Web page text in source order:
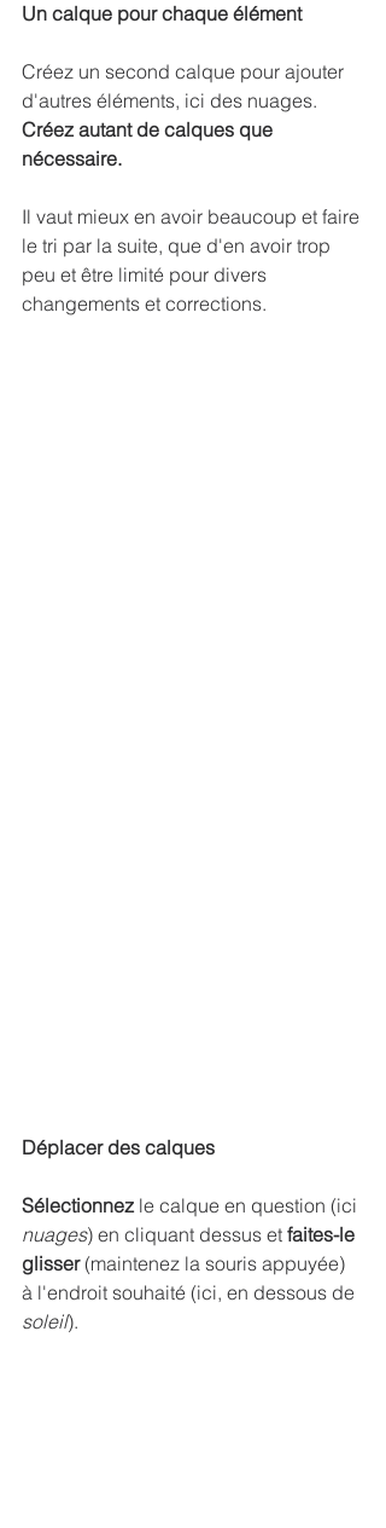
Un calque pour chaque élément
Créez un second calque pour ajouter
d'autres éléments, ici des nuages.
Créez autant de calques que
nécessaire.
Il vaut mieux en avoir beaucoup et faire
le tri par la suite, que d'en avoir trop
peu et être limité pour divers
changements et corrections.
Déplacer des calques
Sélectionnez le calque en question (ici
nuages) en cliquant dessus et faites-le
glisser (maintenez la souris appuyée)
à l'endroit souhaité (ici, en dessous de
soleil).